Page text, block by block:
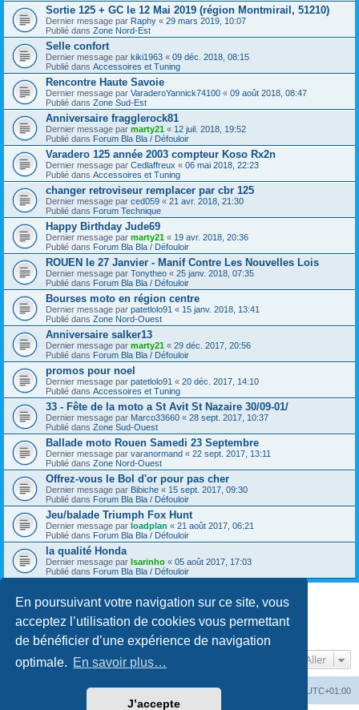
En poursuivant votre navigation sur ce site, vous
acceptez l’utilisation de cookies vous permettant
de bénéficier d’une expérience de navigation
optimale. En savoir plus…
J’accepte
Sortie 125 + GC le 12 Mai 2019 (région Montmirail, 51210)
Dernier message par Raphy « 29 mars 2019, 10:07
Publié dans Zone Nord-Est
Selle confort
Dernier message par kiki1963 « 09 déc. 2018, 08:15
Publié dans Accessoires et Tuning
Rencontre Haute Savoie
Dernier message par VaraderoYannick74100 « 09 août 2018, 08:47
Publié dans Zone Sud-Est
Anniversaire fragglerock81
Dernier message par marty21 « 12 juil. 2018, 19:52
Publié dans Forum Bla Bla / Défouloir
Varadero 125 année 2003 compteur Koso Rx2n
Dernier message par Cedlaffreux « 06 mai 2018, 22:23
Publié dans Accessoires et Tuning
changer retroviseur remplacer par cbr 125
Dernier message par ced059 « 21 avr. 2018, 21:30
Publié dans Forum Technique
Happy Birthday Jude69
Dernier message par marty21 « 19 avr. 2018, 20:36
Publié dans Forum Bla Bla / Défouloir
ROUEN le 27 Janvier - Manif Contre Les Nouvelles Lois
Dernier message par Tonytheo « 25 janv. 2018, 07:35
Publié dans Forum Bla Bla / Défouloir
Bourses moto en région centre
Dernier message par patetlolo91 « 15 janv. 2018, 13:41
Publié dans Zone Nord-Ouest
Anniversaire salker13
Dernier message par marty21 « 29 déc. 2017, 20:56
Publié dans Forum Bla Bla / Défouloir
promos pour noel
Dernier message par patetlolo91 « 20 déc. 2017, 14:10
Publié dans Accessoires et Tuning
33 - Fête de la moto a St Avit St Nazaire 30/09-01/
Dernier message par Marco33660 « 28 sept. 2017, 10:37
Publié dans Zone Sud-Ouest
Ballade moto Rouen Samedi 23 Septembre
Dernier message par varanormand « 22 sept. 2017, 13:11
Publié dans Zone Nord-Ouest
Offrez-vous le Bol d'or pour pas cher
Dernier message par Bibiche « 15 sept. 2017, 09:30
Publié dans Forum Bla Bla / Défouloir
Jeu/balade Triumph Fox Hunt
Dernier message par loadplan « 21 août 2017, 06:21
Publié dans Forum Bla Bla / Défouloir
la qualité Honda
Dernier message par Isarinho « 05 août 2017, 17:03
Publié dans Forum Bla Bla / Défouloir
La recherche a retourné plus de 1000 résultats
Page1 sur20
1 2 3 4 5 … 20 Suivant
Aller
Accueil du forum UTC+01:00